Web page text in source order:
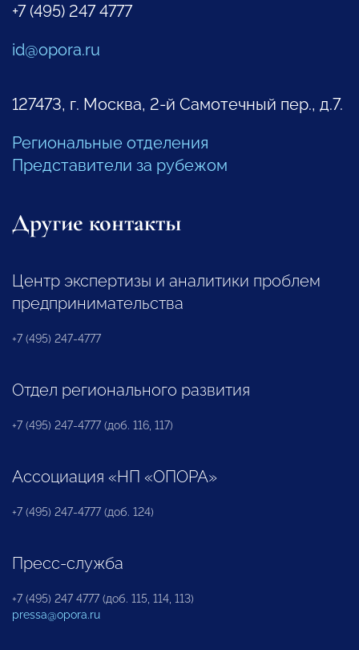
+7 (495) 247 4777
id@opora.ru
127473, г. Москва, 2-й Самотечный пер., д.7.
Региональные отделения
Представители за рубежом
Другие контакты
Центр экспертизы и аналитики проблем
предпринимательства
+7 (495) 247-4777
Отдел регионального развития
+7 (495) 247-4777 (доб. 116, 117)
Ассоциация «НП «ОПОРА»
+7 (495) 247-4777 (доб. 124)
Пресс-служба
+7 (495) 247 4777 (доб. 115, 114, 113)
pressa@opora.ru